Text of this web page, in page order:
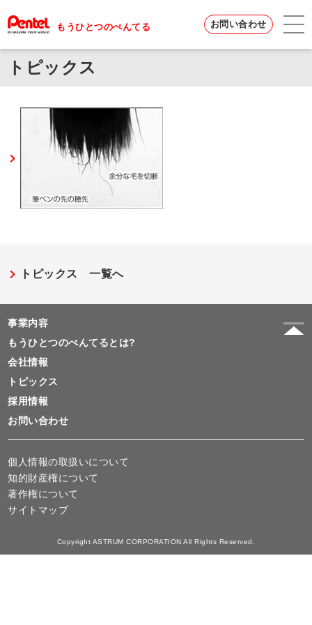
もうひとつのぺんてる お問い合わせ
トピックス
トピックス 一覧へ
事業内容
もうひとつのぺんてるとは?
会社情報
トピックス
採用情報
お問い合わせ
個人情報の取扱いについて
知的財産権について
著作権について
サイトマップ
Copyright ASTRUM CORPORATION All Rights Reserved.